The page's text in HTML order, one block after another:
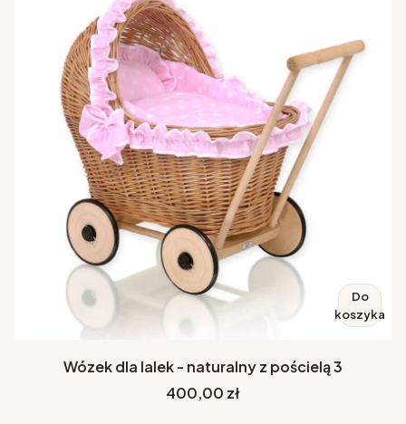
Do
koszyka
Wózek dla lalek - naturalny z pościelą 3
Cena
400,00 zł